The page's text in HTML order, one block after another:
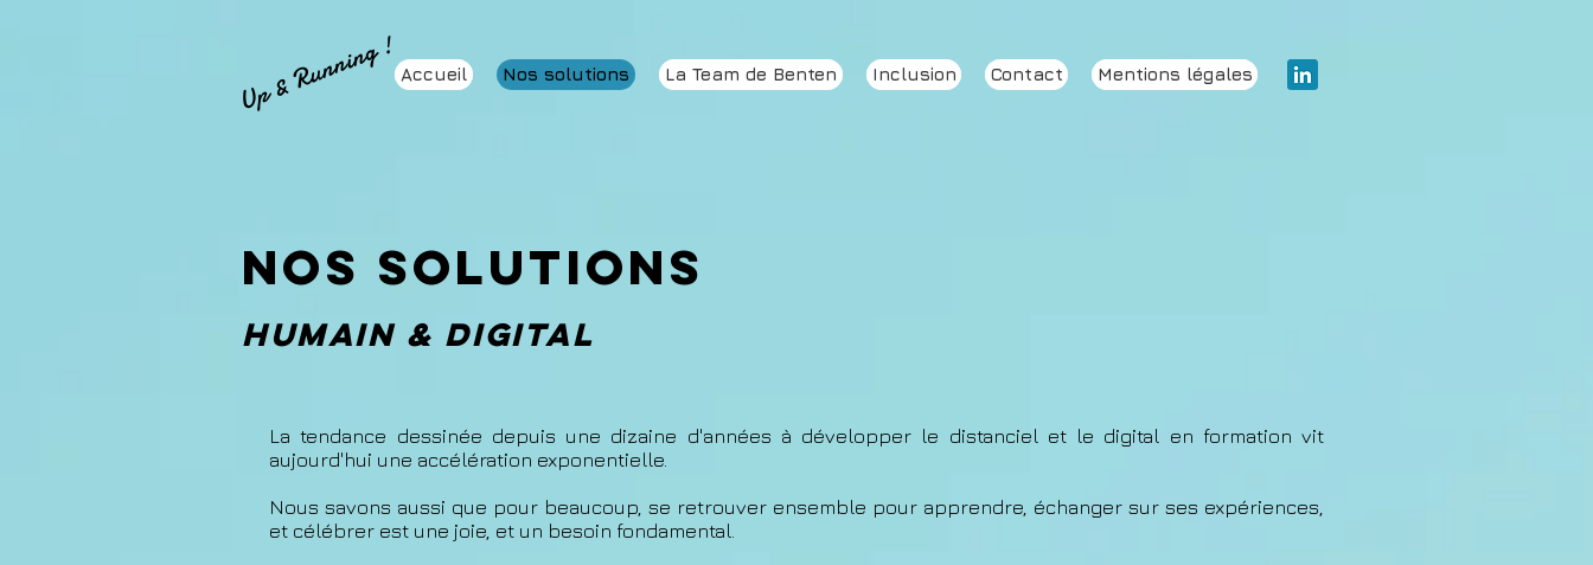
Up & Running !Accueil Nos solutions La Team de Benten Inclusion Contact Mentions légales
Nos solutions
Humain & digital
La tendance dessinée depuis une dizaine d'années à développer le distanciel et le digital en formation vit
aujourd'hui une accélération exponentielle.
Nous savons aussi que pour beaucoup, se retrouver ensemble pour apprendre, échanger sur ses expériences,
et célébrer est une joie, et un besoin fondamental.